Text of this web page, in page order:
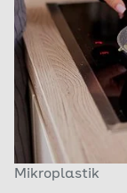
Mikroplastik